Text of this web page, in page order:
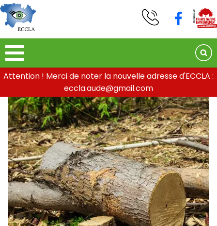
Attention ! Merci de noter la nouvelle adresse d'ECCLA :
eccla.aude@gmail.com